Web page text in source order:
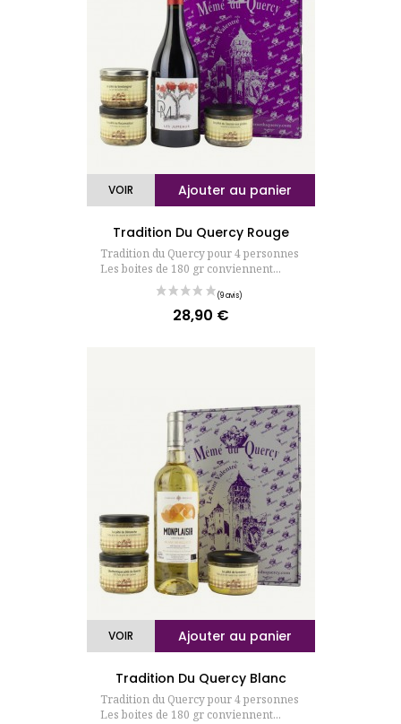
Ajouter au panier
VOIR
Tradition Du Quercy Rouge
Tradition du Quercy pour 4 personnes
Les boites de 180 gr conviennent...
Prix
28,90 €
Ajouter au panier
VOIR
Tradition Du Quercy Blanc
Tradition du Quercy pour 4 personnes
Les boites de 180 gr conviennent...